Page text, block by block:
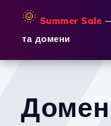
🌞 Summer Sale
та домени